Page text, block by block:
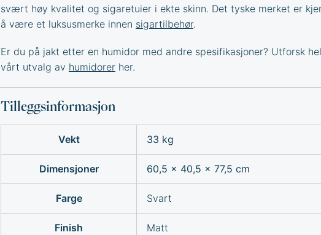
svært høy kvalitet og sigaretuier i ekte skinn. Det tyske merket er
å være et luksusmerke innen sigartilbehør.
Er du på jakt etter en humidor med andre spesifikasjoner? Utforsk
vårt utvalg av humidorer her.
Tilleggsinformasjon
Vekt 33 kg
Dimensjoner 60,5 × 40,5 × 77,5 cm
Farge Svart
Finish Matt